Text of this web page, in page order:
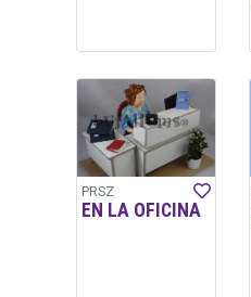
PRSZ
EN LA OFICINA